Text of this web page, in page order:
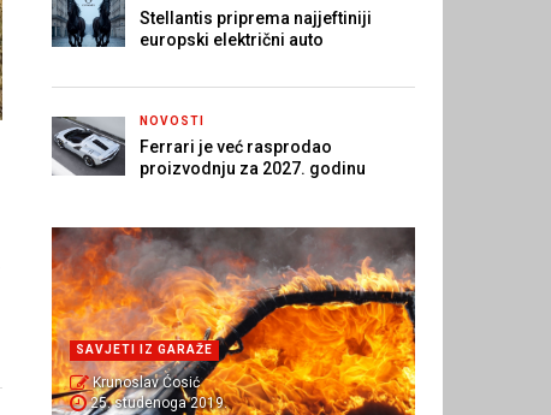
Stellantis priprema najjeftiniji
europski električni auto
NOVOSTI
Ferrari je već rasprodao
proizvodnju za 2027. godinu
SAVJETI IZ GARAŽE
Krunoslav Ćosić
25. studenoga 2019.